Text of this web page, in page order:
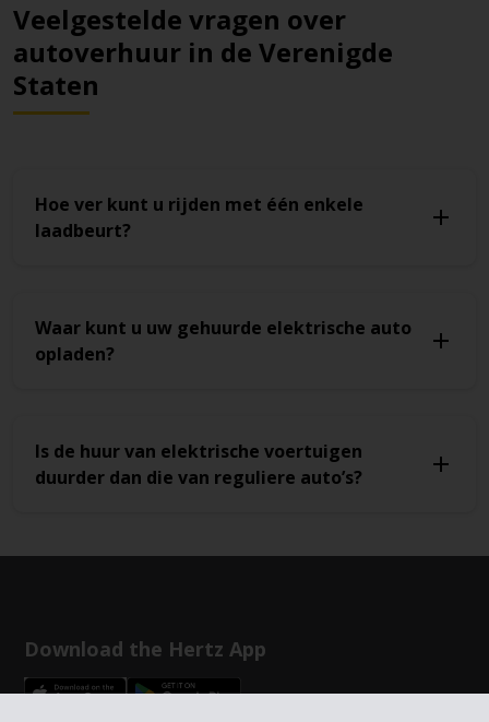
Veelgestelde vragen over
autoverhuur in de Verenigde
Staten
Hoe ver kunt u rijden met één enkele
laadbeurt?
Waar kunt u uw gehuurde elektrische auto
opladen?
Is de huur van elektrische voertuigen
duurder dan die van reguliere auto’s?
Download the Hertz App